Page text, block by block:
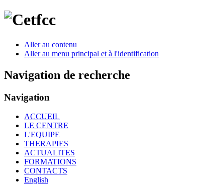
Aller au contenu
Aller au menu principal et à l'identification
Navigation de recherche
Navigation
ACCUEIL
LE CENTRE
L'EQUIPE
THERAPIES
ACTUALITES
FORMATIONS
CONTACTS
English